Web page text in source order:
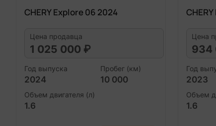
CHERY Explore 06 2024
Цена продавца
1 025 000 ₽
Год выпуска
2024
Пробег (км)
10 000
Объем двигателя (л)
1.6
Цена
934
Год
2023
Объем
1.6